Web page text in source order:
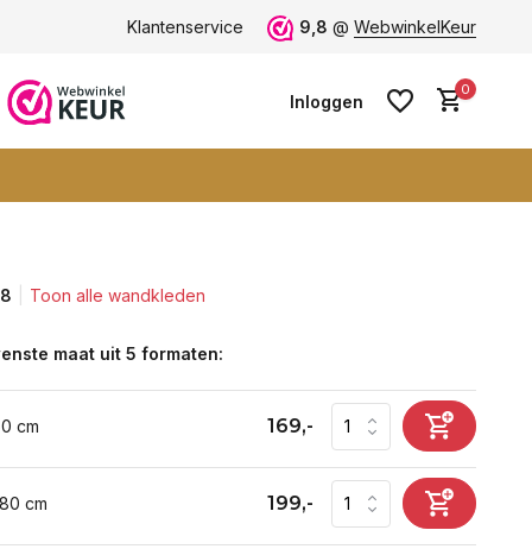
Grootste collectie -ruim 600+ wandkleden
Klantenservice 9,8 @ WebwinkelKeur
Inloggen
0
Toon alle wandkleden
maat uit 5 formaten:
cm 169,-
cm 199,-